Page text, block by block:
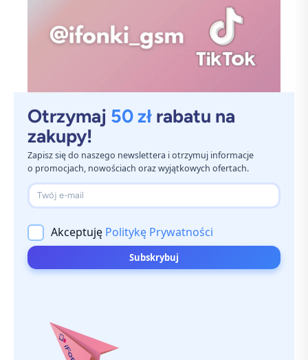
Otrzymaj 50 zł rabatu na
zakupy!
Zapisz się do naszego newslettera i otrzymuj informacje
o promocjach, nowościach oraz wyjątkowych ofertach.
Twój e-mail
Akceptuję Politykę Prywatności
Subskrybuj